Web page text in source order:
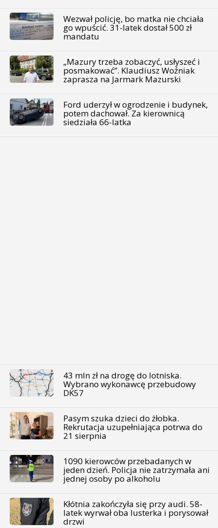
Wezwał policję, bo matka nie chciała
go wpuścić. 31-latek dostał 500 zł
mandatu
„Mazury trzeba zobaczyć, usłyszeć i
posmakować”. Klaudiusz Woźniak
zaprasza na Jarmark Mazurski
Ford uderzył w ogrodzenie i budynek,
potem dachował. Za kierownicą
siedziała 66-latka
43 mln zł na drogę do lotniska.
Wybrano wykonawcę przebudowy
DK57
Pasym szuka dzieci do żłobka.
Rekrutacja uzupełniająca potrwa do
21 sierpnia
1090 kierowców przebadanych w
jeden dzień. Policja nie zatrzymała ani
jednej osoby po alkoholu
Kłótnia zakończyła się przy audi. 58-
latek wyrwał oba lusterka i porysował
drzwi